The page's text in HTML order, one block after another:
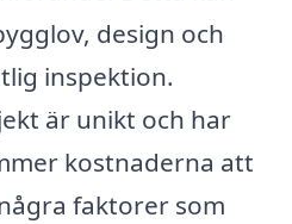
design och
inspektion.
är unikt och har
kostnaderna att
faktorer som